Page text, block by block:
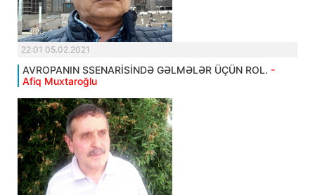
22:01 05.02.2021
AVROPANIN SSENARİSİNDƏ GƏLMƏLƏR ÜÇÜN ROL. -
Afiq Muxtaroğlu